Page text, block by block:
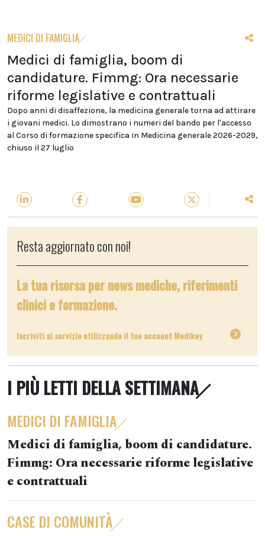
MEDICI DI FAMIGLIA
Medici di famiglia, boom di
candidature. Fimmg: Ora necessarie
riforme legislative e contrattuali
Dopo anni di disaffezione, la medicina generale torna ad attirare
i giovani medici. Lo dimostrano i numeri del bando per l'accesso
al Corso di formazione specifica in Medicina generale 2026-2029,
chiuso il 27 luglio
Resta aggiornato con noi!
La tua risorsa per news mediche, riferimenti
clinici e formazione.
Iscriviti al servizio utilizzando il tuo account Medikey
I PIÙ LETTI DELLA SETTIMANA
MEDICI DI FAMIGLIA
Medici di famiglia, boom di candidature.
Fimmg: Ora necessarie riforme legislative
e contrattuali
CASE DI COMUNITÀ